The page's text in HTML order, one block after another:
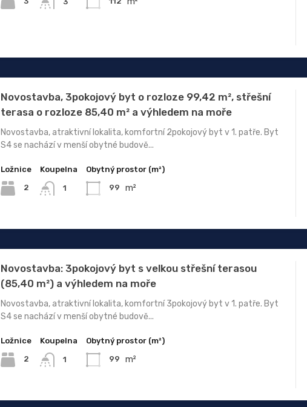
Novostavba, 3pokojový byt o rozloze 99,42 m², střešní
terasa o rozloze 85,40 m² a výhledem na moře
Novostavba, atraktivní lokalita, komfortní 2pokojový byt v 1. patře. Byt
S4 se nachází v menší obytné budově...
Ložnice
2
Koupelna
1
Obytný prostor (m²)
99 m²
Novostavba: 3pokojový byt s velkou střešní terasou
(85,40 m²) a výhledem na moře
Novostavba, atraktivní lokalita, komfortní 3pokojový byt v 1. patře. Byt
S4 se nachází v menší obytné budově...
Ložnice
2
Koupelna
1
Obytný prostor (m²)
99 m²